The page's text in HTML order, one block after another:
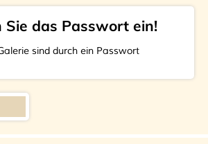
Sie das Passwort ein!
sind durch ein Passwort